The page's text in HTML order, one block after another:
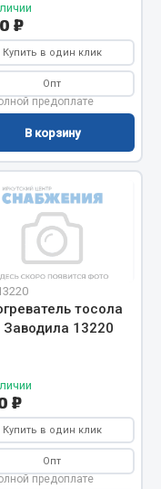
₽
Купить в один клик
Опт
предоплате
В корзину
тосола
13220
₽
Купить в один клик
Опт
предоплате